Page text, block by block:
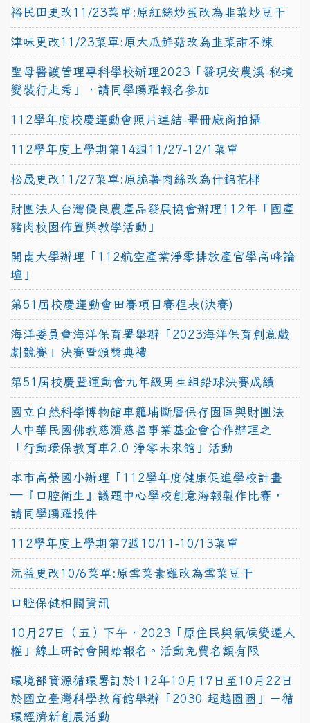
裕民田更改11/23菜單:原紅絲炒蛋改為韭菜炒豆干
津味更改11/23菜單:原大瓜鮮菇改為韭菜甜不辣
聖母醫護管理專科學校辦理2023「發現安農溪-秘境
變裝行走秀」，請同學踴躍報名參加
112學年度校慶運動會照片連結-畢冊廠商拍攝
112學年度上學期第14週11/27-12/1菜單
松晟更改11/27菜單:原脆薯肉絲改為什錦花椰
財團法人台灣優良農產品發展協會辦理112年「國產
豬肉校園佈置與教學活動」
開南大學辦理「112航空產業淨零排放產官學高峰論
壇」
第51屆校慶運動會田賽項目賽程表(決賽)
海洋委員會海洋保育署舉辦「2023海洋保育創意戲
劇競賽」決賽暨頒獎典禮
第51屆校慶暨運動會九年級男生組鉛球決賽成績
國立自然科學博物館車籠埔斷層保存園區與財團法
人中華民國佛教慈濟慈善事業基金會合作辦理之
「行動環保教育車2.0 淨零未來館」活動
本市高榮國小辦理「112學年度健康促進學校計畫
─『口腔衛生』議題中心學校創意海報製作比賽，
請同學踴躍投件
112學年度上學期第7週10/11-10/13菜單
沅益更改10/6菜單:原雪菜素雞改為雪菜豆干
口腔保健相關資訊
10月27日（五）下午，2023「原住民與氣候變遷人
權」線上研討會開始報名。活動免費名額有限
環境部資源循環署訂於112年10月17日至10月22日
於國立臺灣科學教育館舉辦「2030 超越圈圈」－循
環經濟新創展活動